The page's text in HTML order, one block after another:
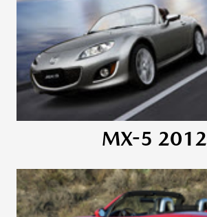
MX-5 2012